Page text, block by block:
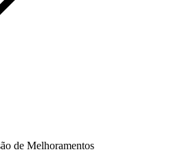
de Melhoramentos